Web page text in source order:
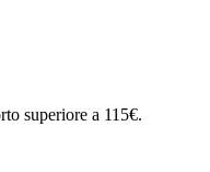
superiore a 115€.